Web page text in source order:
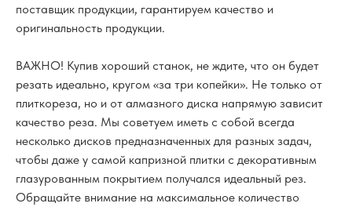
поставщик продукции, гарантируем качество и
оригинальность продукции.
ВАЖНО! Купив хороший станок, не ждите, что он будет
резать идеально, кругом «за три копейки». Не только от
плиткореза, но и от алмазного диска напрямую зависит
качество реза. Мы советуем иметь с собой всегда
несколько дисков предназначенных для разных задач,
чтобы даже у самой капризной плитки с декоративным
глазурованным покрытием получался идеальный рез.
Обращайте внимание на максимальное количество